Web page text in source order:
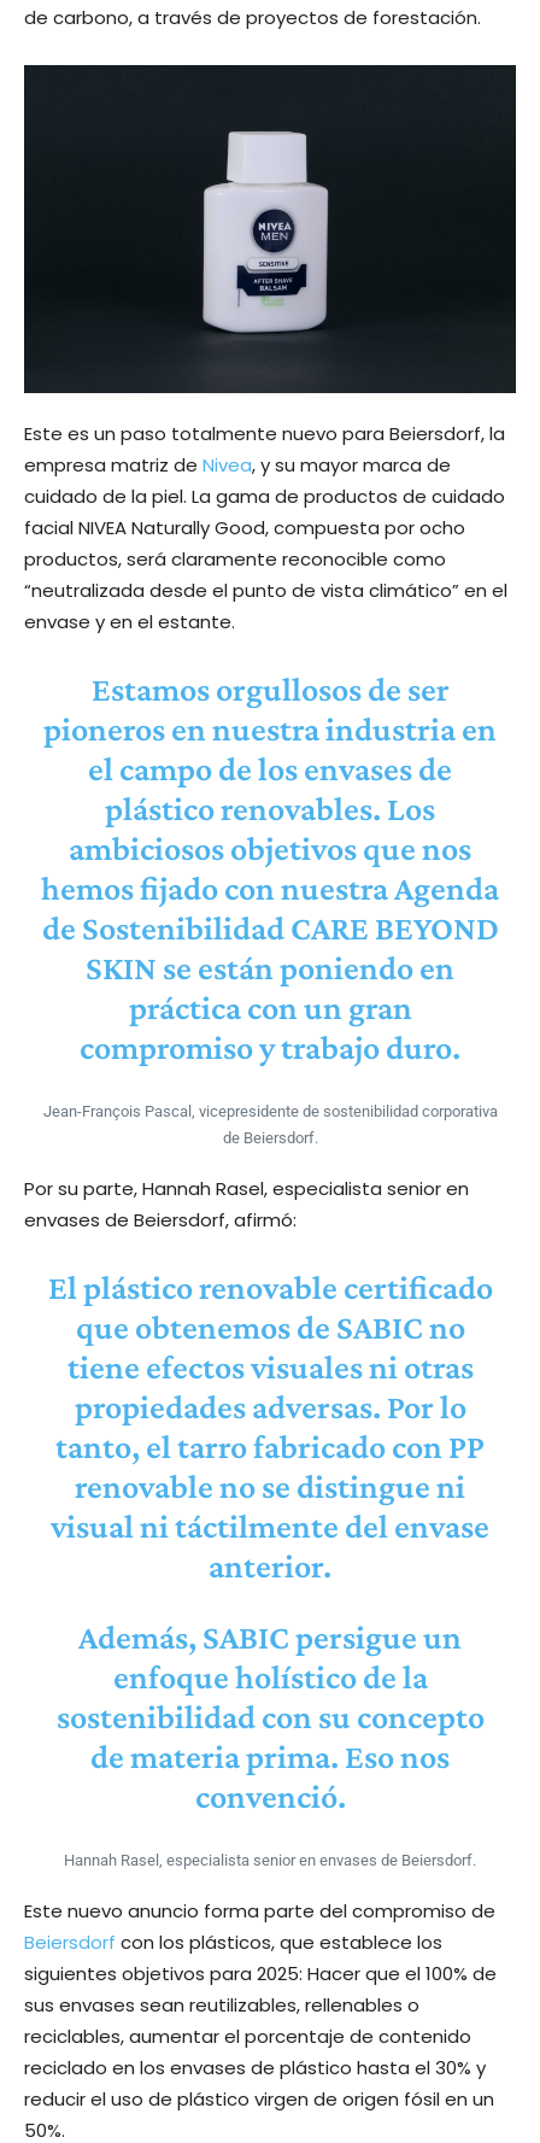
de carbono, a través de proyectos de forestación.
Este es un paso totalmente nuevo para Beiersdorf, la
empresa matriz de Nivea, y su mayor marca de
cuidado de la piel. La gama de productos de cuidado
facial NIVEA Naturally Good, compuesta por ocho
productos, será claramente reconocible como
“neutralizada desde el punto de vista climático” en el
envase y en el estante.
Estamos orgullosos de ser
pioneros en nuestra industria en
el campo de los envases de
plástico renovables. Los
ambiciosos objetivos que nos
hemos fijado con nuestra Agenda
de Sostenibilidad CARE BEYOND
SKIN se están poniendo en
práctica con un gran
compromiso y trabajo duro.
Jean-François Pascal, vicepresidente de sostenibilidad corporativa
de Beiersdorf.
Por su parte, Hannah Rasel, especialista senior en
envases de Beiersdorf, afirmó:
El plástico renovable certificado
que obtenemos de SABIC no
tiene efectos visuales ni otras
propiedades adversas. Por lo
tanto, el tarro fabricado con PP
renovable no se distingue ni
visual ni táctilmente del envase
anterior.
Además, SABIC persigue un
enfoque holístico de la
sostenibilidad con su concepto
de materia prima. Eso nos
convenció.
Hannah Rasel, especialista senior en envases de Beiersdorf.
Este nuevo anuncio forma parte del compromiso de
Beiersdorf con los plásticos, que establece los
siguientes objetivos para 2025: Hacer que el 100% de
sus envases sean reutilizables, rellenables o
reciclables, aumentar el porcentaje de contenido
reciclado en los envases de plástico hasta el 30% y
reducir el uso de plástico virgen de origen fósil en un
50%.